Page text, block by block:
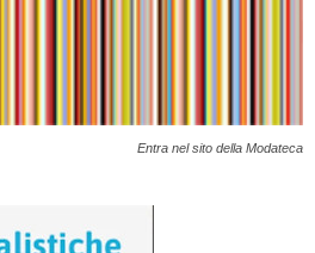
Entra nel sito della Modateca